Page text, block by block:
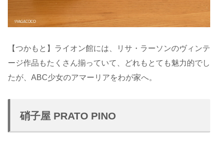
【つかもと】ライオン館には、リサ・ラーソンのヴィンテ
ージ作品もたくさん揃っていて、どれもとても魅力的でし
たが、ABC少女のアマーリアをわが家へ。
硝子屋 PRATO PINO